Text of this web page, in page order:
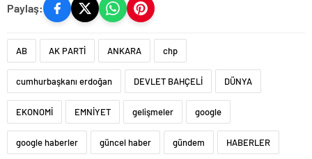
Paylaş:
AB AK PARTİ ANKARA chp
cumhurbaşkanı erdoğan DEVLET BAHÇELİ DÜNYA
EKONOMİ EMNİYET gelişmeler google
google haberler güncel haber gündem HABERLER